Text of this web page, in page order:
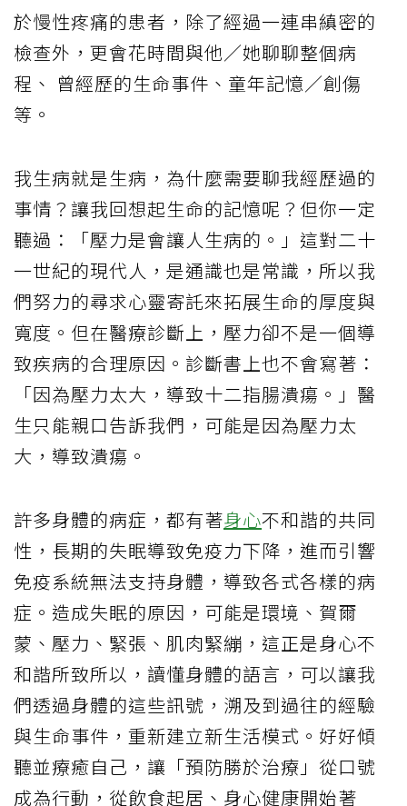
於慢性疼痛的患者，除了經過一連串縝密的
檢查外，更會花時間與他／她聊聊整個病
程、 曾經歷的生命事件、童年記憶／創傷
等。
我生病就是生病，為什麼需要聊我經歷過的
事情？讓我回想起生命的記憶呢？但你一定
聽過：「壓力是會讓人生病的。」這對二十
一世紀的現代人，是通識也是常識，所以我
們努力的尋求心靈寄託來拓展生命的厚度與
寬度。但在醫療診斷上，壓力卻不是一個導
致疾病的合理原因。診斷書上也不會寫著：
「因為壓力太大，導致十二指腸潰瘍。」醫
生只能親口告訴我們，可能是因為壓力太
大，導致潰瘍。
許多身體的病症，都有著身心不和諧的共同
性，長期的失眠導致免疫力下降，進而引響
免疫系統無法支持身體，導致各式各樣的病
症。造成失眠的原因，可能是環境、賀爾
蒙、壓力、緊張、肌肉緊繃，這正是身心不
和諧所致所以，讀懂身體的語言，可以讓我
們透過身體的這些訊號，溯及到過往的經驗
與生命事件，重新建立新生活模式。好好傾
聽並療癒自己，讓「預防勝於治療」從口號
成為行動，從飲食起居、身心健康開始著